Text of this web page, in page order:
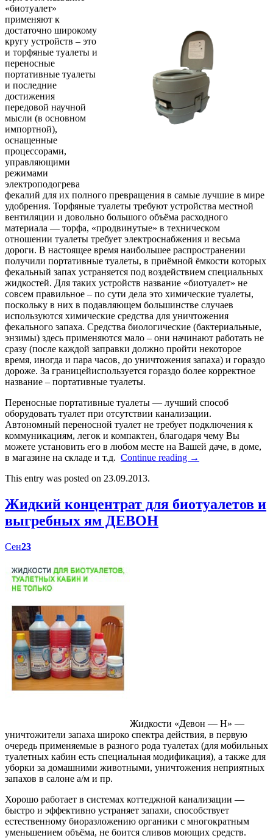
«биотуалет»
применяют к
достаточно широкому
кругу устройств – это
и торфяные туалеты и
переносные
портативные туалеты
и последние
достижения
передовой научной
мысли (в основном
импортной),
оснащенные
процессорами,
управляющими
режимами
электроподогрева
фекалий для их полного превращения в самые лучшие в мире
удобрения. Торфяные туалеты требуют устройства местной
вентиляции и довольно большого объёма расходного
материала — торфа, «продвинутые» в техническом
отношении туалеты требует электроснабжения и весьма
дороги. В настоящее время наибольшее распространении
получили портативные туалеты, в приёмной ёмкости которых
фекальный запах устраняется под воздействием специальных
жидкостей. Для таких устройств название «биотуалет» не
совсем правильное – по сути дела это химические туалеты,
поскольку в них в подавляющем большинстве случаев
используются химические средства для уничтожения
фекального запаха. Средства биологические (бактериальные,
энзимы) здесь применяются мало – они начинают работать не
сразу (после каждой заправки должно пройти некоторое
время, иногда и пара часов, до уничтожения запаха) и гораздо
дороже. За границейиспользуется гораздо более корректное
название – портативные туалеты.
Переносные портативные туалеты — лучший способ
оборудовать туалет при отсутствии канализации.
Автономный переносной туалет не требует подключения к
коммуникациям, легок и компактен, благодаря чему Вы
можете установить его в любом месте на Вашей даче, в доме,
в магазине на складе и т.д. Continue reading →
This entry was posted on 23.09.2013.
Жидкий концентрат для биотуалетов и
выгребных ям ДЕВОН
Сен23
Жидкости «Девон — Н» —
уничтожители запаха широко спектра действия, в первую
очередь применяемые в разного рода туалетах (для мобильных
туалетных кабин есть специальная модификация), а также для
уборки за домашними животными, уничтожения неприятных
запахов в салоне а/м и пр.
Хорошо работает в системах коттеджной канализации —
быстро и эффективно устраняет запахи, способствует
естественному биоразложению органики с многократным
уменьшением объёма, не боится сливов моющих средств.